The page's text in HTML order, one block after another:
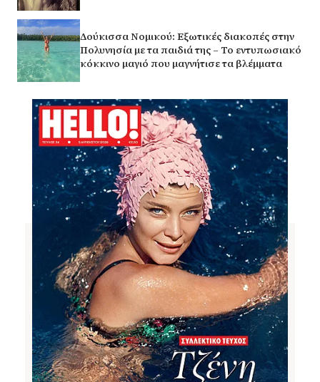
Δούκισσα Νομικού: Εξωτικές διακοπές στην
Πολυνησία με τα παιδιά της – Το εντυπωσιακό
κόκκινο μαγιό που μαγνήτισε τα βλέμματα